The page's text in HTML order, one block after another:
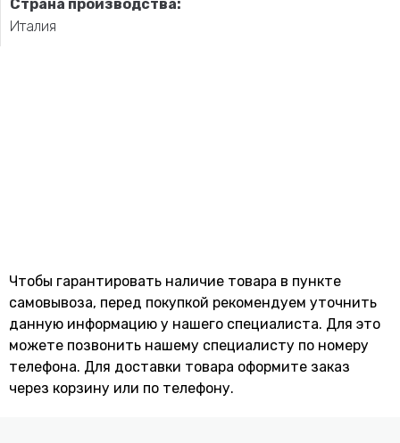
Страна производства:
Италия
Чтобы гарантировать наличие товара в пункте
самовывоза, перед покупкой рекомендуем уточнить
данную информацию у нашего специалиста. Для это
можете позвонить нашему специaлисту по номеру
телефона. Для доставки товара оформите заказ
через корзину или по телефону.